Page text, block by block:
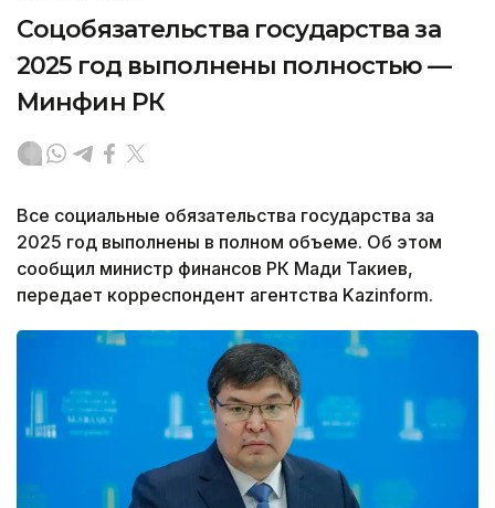
Соцобязательства государства за
2025 год выполнены полностью —
Минфин РК
Все социальные обязательства государства за
2025 год выполнены в полном объеме. Об этом
сообщил министр финансов РК Мади Такиев,
передает корреспондент агентства Kazinform.